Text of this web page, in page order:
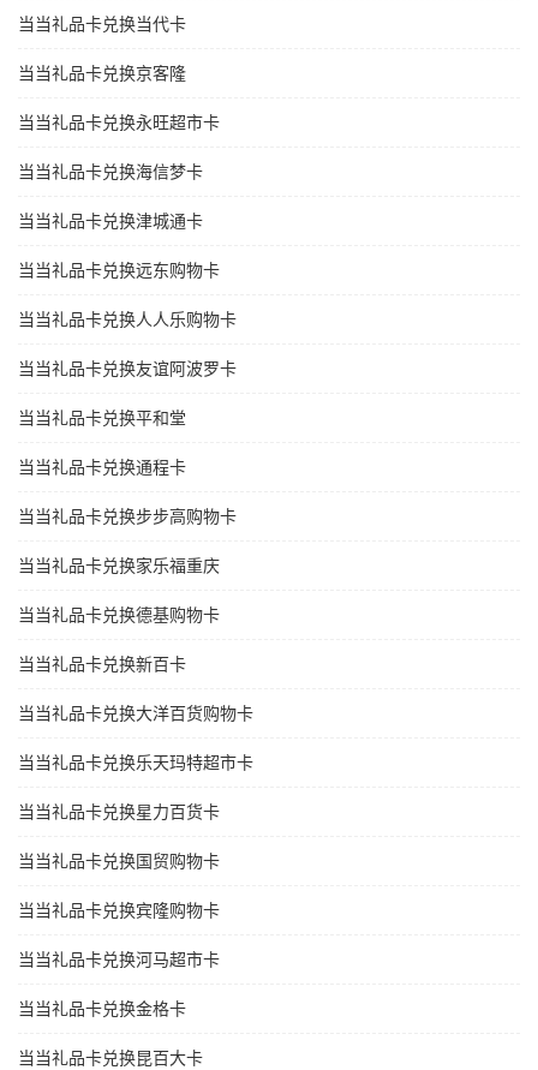
当当礼品卡兑换当代卡
当当礼品卡兑换京客隆
当当礼品卡兑换永旺超市卡
当当礼品卡兑换海信梦卡
当当礼品卡兑换津城通卡
当当礼品卡兑换远东购物卡
当当礼品卡兑换人人乐购物卡
当当礼品卡兑换友谊阿波罗卡
当当礼品卡兑换平和堂
当当礼品卡兑换通程卡
当当礼品卡兑换步步高购物卡
当当礼品卡兑换家乐福重庆
当当礼品卡兑换德基购物卡
当当礼品卡兑换新百卡
当当礼品卡兑换大洋百货购物卡
当当礼品卡兑换乐天玛特超市卡
当当礼品卡兑换星力百货卡
当当礼品卡兑换国贸购物卡
当当礼品卡兑换宾隆购物卡
当当礼品卡兑换河马超市卡
当当礼品卡兑换金格卡
当当礼品卡兑换昆百大卡